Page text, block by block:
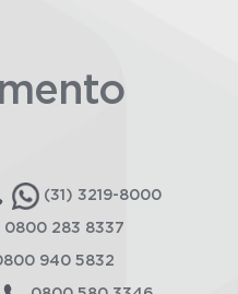
(31) 3219-8000
0800 283 8337
940 5832